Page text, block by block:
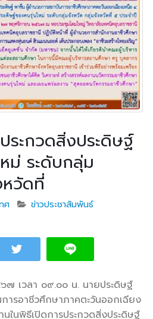
ระกวดสิ่งประดิษฐ์
ม่ ระดับกลุ่ม
วัดที่
ศ
ข่าวประชาสัมพันธ์
เวลา ๐๙.๐๐ น. นายประดิษฐ์
ารอาชีวศึกษาภาคตะวันออกเฉียง
นในพิธีเปิดการประกวดสิ่งประดิษฐ์